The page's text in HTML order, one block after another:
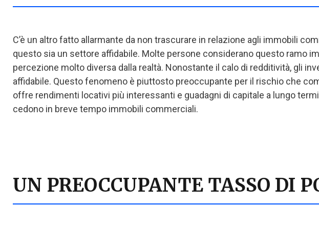
C’è un altro fatto allarmante da non trascurare in relazione agli immobili
questo sia un settore affidabile. Molte persone considerano questo ramo
percezione molto diversa dalla realtà. Nonostante il calo di redditività, gli
affidabile. Questo fenomeno è piuttosto preoccupante per il rischio che
offre rendimenti locativi più interessanti e guadagni di capitale a lungo
cedono in breve tempo immobili commerciali.
UN PREOCCUPANTE TASSO DI